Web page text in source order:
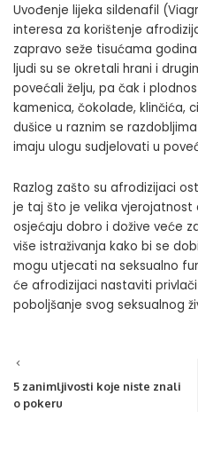
Uvođenje lijeka sildenafil
interesa za korištenje
zapravo seže tisućama
ljudi su se okretali hrani i
povećali želju, pa čak i
kamenica, čokolade, klinčića,
dušice u raznim se
imaju ulogu sudjelovati u
Razlog zašto su afrodizijaci
je taj što je velika
osjećaju dobro i dožive veće
više istraživanja kako bi se
mogu utjecati na seksualno
će afrodizijaci nastaviti
poboljšanje svog seksualnog
5 zanimljivosti koje niste znali
o pokeru